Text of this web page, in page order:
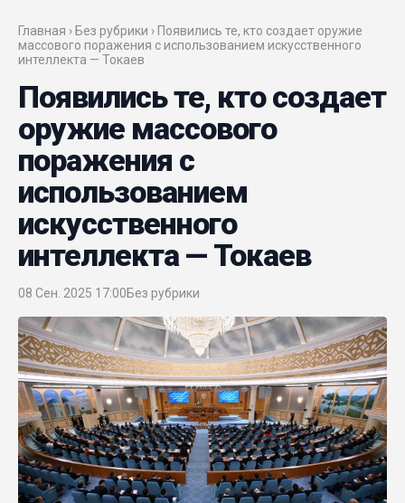
Главная › Без рубрики › Появились те, кто создает оружие
массового поражения с использованием искусственного
интеллекта — Токаев
Появились те, кто создает
оружие массового
поражения с
использованием
искусственного
интеллекта — Токаев
08 Сен. 2025 17:00Без рубрики